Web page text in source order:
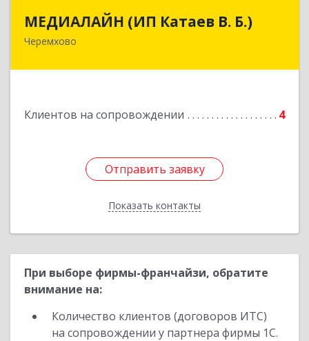
МЕДИАЛАЙН (ИП Катаев В. Б.)
Черемхово
Клиентов на сопровождении 4
Отправить заявку
Показать контакты
МЕДИАЛАЙН (ИП Катаев В. Б.)
665413, Иркутская обл, Черемхово г, Ленина ул,
Отправить заявку
Назад
При выборе фирмы-франчайзи, обратите
внимание на:
Количество клиентов (договоров ИТС)
на сопровождении у партнера фирмы 1С.